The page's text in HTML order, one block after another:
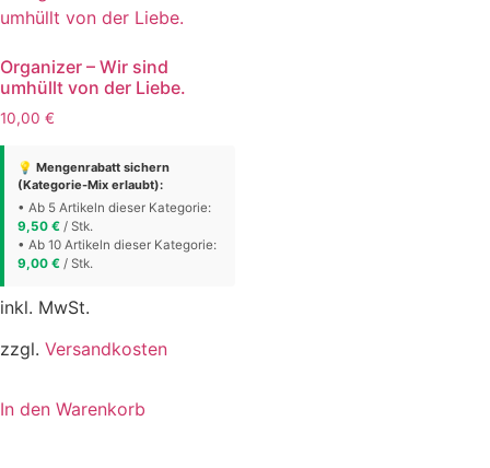
Organizer – Wir sind
umhüllt von der Liebe.
10,00 €
💡 Mengenrabatt sichern
(Kategorie-Mix erlaubt):
• Ab 5 Artikeln dieser Kategorie:
9,50 € / Stk.
• Ab 10 Artikeln dieser Kategorie:
9,00 € / Stk.
inkl. MwSt.
zzgl. Versandkosten
In den Warenkorb